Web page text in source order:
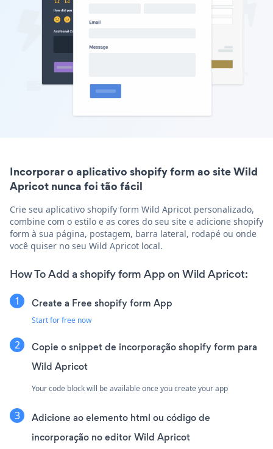
Incorporar o aplicativo shopify form ao site Wild
Apricot nunca foi tão fácil
Crie seu aplicativo shopify form Wild Apricot personalizado,
combine com o estilo e as cores do seu site e adicione shopify
form à sua página, postagem, barra lateral, rodapé ou onde
você quiser no seu Wild Apricot local.
How To Add a shopify form App on Wild Apricot:
Create a Free shopify form App
Start for free now
Copie o snippet de incorporação shopify form para
Wild Apricot
Your code block will be available once you create your app
Adicione ao elemento html ou código de
incorporação no editor Wild Apricot